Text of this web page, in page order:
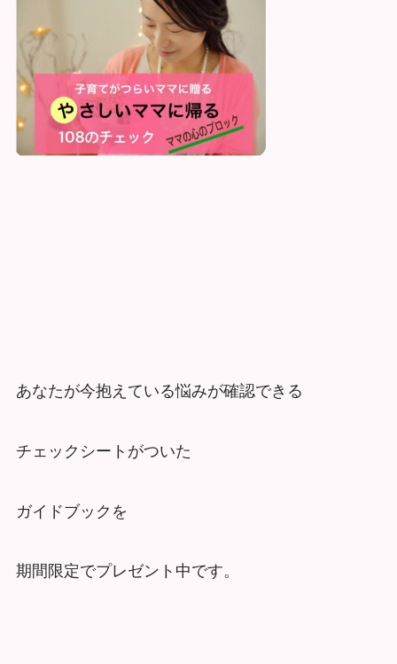
あなたが今抱えている悩みが確認できる
チェックシートがついた
ガイドブックを
期間限定でプレゼント中です。